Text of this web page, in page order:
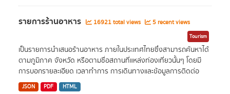
รายการร้านอาหาร 16921 total views 5 recent views
Tourism
เป็นรายการนำเสนอร้านอาหาร ภายในประเทศไทยซึ่งสามารถค้นหาได้
ตามภูมิภาค จังหวัด หรือตามชื่อสถานที่แหล่งท่องเที่ยวนั้นๆ โดยมี
การบอกรายละเอียด เวลาทำการ การเดินทางและข้อมูลการติดต่อ
JSON PDF HTML